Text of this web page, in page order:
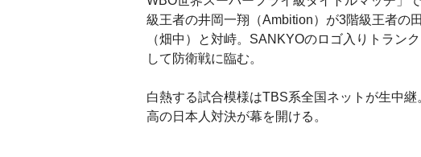
級王者の井岡一翔（Ambition）が3階級王者の
（畑中）と対峙。SANKYOのロゴ入りトラン
して防衛戦に臨む。
白熱する試合模様はTBS系全国ネットが生中継
高の日本人対決が幕を開ける。